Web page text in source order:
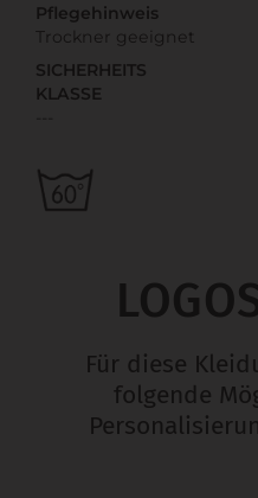
Pflegehinweis
Trockner geeignet
SICHERHEITS
KLASSE
Für diese
folgende